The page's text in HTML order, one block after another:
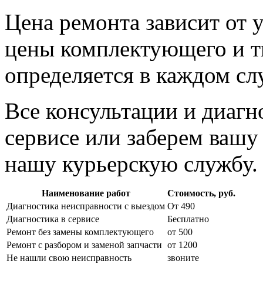
Цена ремонта зависит от
цены комплектующего и
определяется в каждом
Все консультации и
сервисе или заберем
нашу курьерскую службу.
Наименование работ
Стоимость, руб.
Диагностика неисправности с выездом От 490
Диагностика в сервисе
Бесплатно
Ремонт без замены комплектующего
от 500
Ремонт с разбором и заменой запчасти от 1200
Не нашли свою неисправность
звоните